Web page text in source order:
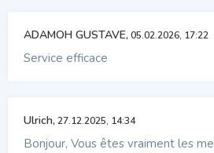
ADAMOH GUSTAVE, 05.02.2026, 17:22
Service efficace
Ulrich, 27.12.2025, 14:34
Bonjour, Vous êtes vraiment les